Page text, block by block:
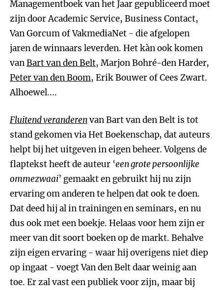
Managementboek van het Jaar gepubliceerd moet
zijn door Academic Service, Business Contact,
Van Gorcum of VakmediaNet - die afgelopen
jaren de winnaars leverden. Het kàn ook komen
vanBart van den Belt, Marjon Bohré-den Harder,
Peter van den Boom, Erik Bouwer of Cees Zwart.
Alhoewel....
Fluitend veranderenvan Bart van den Belt is tot
stand gekomen via Het Boekenschap, dat auteurs
helpt bij het uitgeven in eigen beheer. Volgens de
flaptekst heeft de auteur ‘een grote persoonlijke
ommezwaai’ gemaakt en gebruikt hij nu zijn
ervaring om anderen te helpen dat ook te doen.
Dat deed hij al in trainingen en seminars, en nu
dus ook met een boekje. Helaas voor hem zijn er
meer van dit soort boeken op de markt. Behalve
zijn eigen ervaring - waar hij overigens niet diep
op ingaat - voegt Van den Belt daar weinig aan
toe. Er zal vast een publiek voor zijn, maar bij